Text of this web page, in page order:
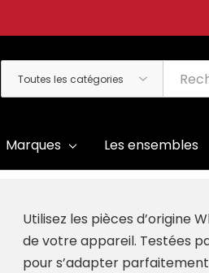
Toutes
les
Rechercher
Marques Les ensembles
Utilisez les pièces d’origine
de votre appareil. Testées
pour s’adapter